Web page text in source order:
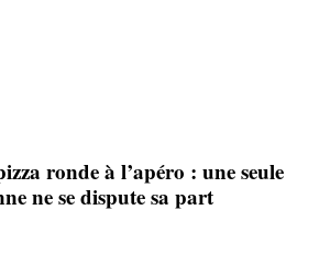
ronde à l’apéro : une seule
ne se dispute sa part